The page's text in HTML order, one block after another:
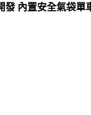
內置安全氣袋單